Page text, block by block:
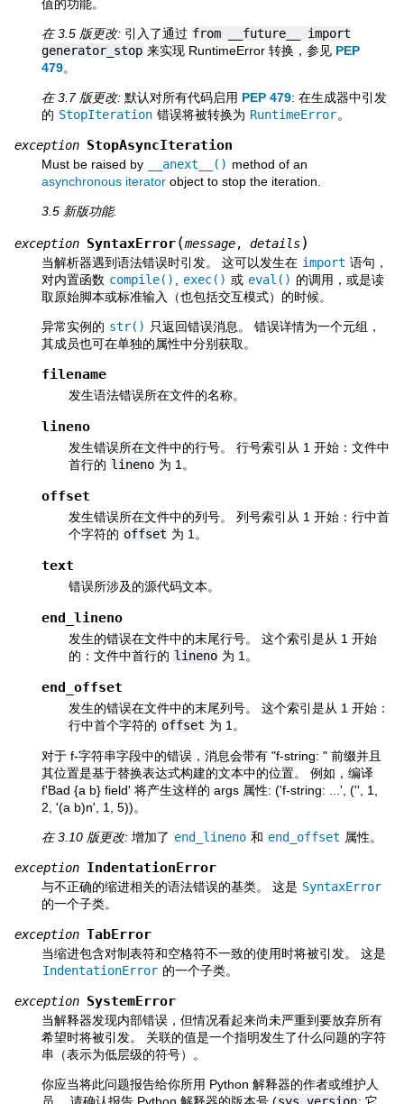
值的功能。
在 3.5 版更改: 引入了通过 from __future__
import
generator_stop 来实现 RuntimeError 转换，参见 PEP
479。
在 3.7 版更改: 默认对所有代码启用 PEP 479: 在生成器中引发
的 StopIteration 错误将被转换为 RuntimeError。
exception StopAsyncIteration
Must be raised by __anext__() method of an
asynchronous iterator object to stop the iteration.
3.5 新版功能.
exception SyntaxError(message, details)
当解析器遇到语法错误时引发。 这可以发生在 import 语句，
对内置函数 compile() exec() 或 eval() 的调用，或是读
取原始脚本或标准输入（也包括交互模式）的时候。
异常实例的 str() 只返回错误消息。 错误详情为一个元组，
其成员也可在单独的属性中分别获取。
filename
发生语法错误所在文件的名称。
lineno
发生错误所在文件中的行号。 行号索引从 1 开始：文件中
首行的 lineno 为 1。
offset
发生错误所在文件中的列号。 列号索引从 1 开始：行中首
个字符的 offset 为 1。
text
错误所涉及的源代码文本。
end_lineno
发生的错误在文件中的末尾行号。 这个索引是从 1 开始
的：文件中首行的 lineno 为 1。
end_offset
发生的错误在文件中的末尾列号。 这个索引是从 1 开始：
行中首个字符的 offset 为 1。
对于 f-字符串字段中的错误，消息会带有 "f-string: " 前缀并且
其位置是基于替换表达式构建的文本中的位置。 例如，编译
f'Bad {a b} field' 将产生这样的 args 属性: ('f-string: ...', ('', 1,
2, '(a b)n', 1, 5))。
在 3.10 版更改: 增加了 end_lineno 和 end_offset 属性。
exception IndentationError
与不正确的缩进相关的语法错误的基类。 这是 SyntaxError
的一个子类。
exception TabError
当缩进包含对制表符和空格符不一致的使用时将被引发。 这是
IndentationError 的一个子类。
exception SystemError
当解释器发现内部错误，但情况看起来尚未严重到要放弃所有
希望时将被引发。 关联的值是一个指明发生了什么问题的字符
串（表示为低层级的符号）。
你应当将此问题报告给你所用 Python 解释器的作者或维护人
员。 请确认报告 Python 解释器的版本号 (sys.version; 它